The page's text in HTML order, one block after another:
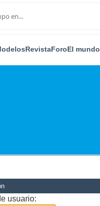
RevistaForoEl mundo
usuario: